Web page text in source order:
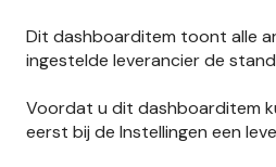
Dit dashboarditem toont alle
ingestelde leverancier de
Voordat u dit dashboarditem
eerst bij de Instellingen een